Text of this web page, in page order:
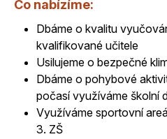
Co nabízíme:
Dbáme o kvalitu
kvalifikované učitele
Usilujeme o bezpečné
Dbáme o pohybové
počasí využíváme školní
Využíváme sportovní
3. ZŠ